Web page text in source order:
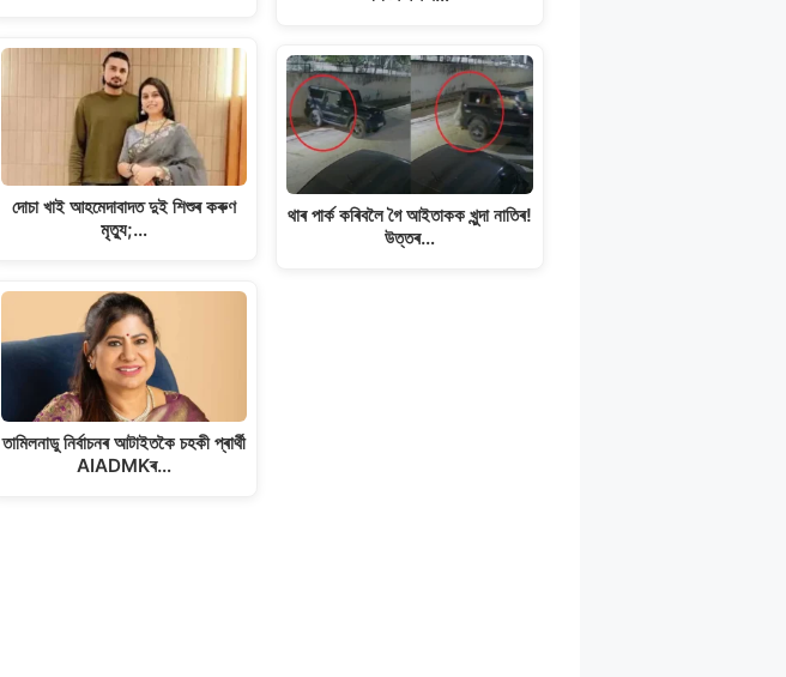
দোচা খাই আহমেদাবাদত দুই শিশুৰ কৰুণ
মৃত্যু;…
তামিলনাডু নিৰ্বাচনৰ আটাইতকৈ চহকী প্ৰাৰ্থী
AIADMKৰ…
থাৰ পাৰ্ক কৰিবলৈ গৈ আইতাকক খুন্দা নাতিৰ!
উত্তৰ…